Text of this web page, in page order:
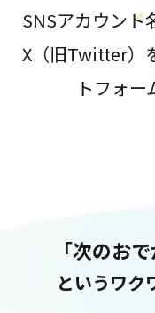
SNSアカウント
X（旧Twitter）
トフォー
「次のお
というワク